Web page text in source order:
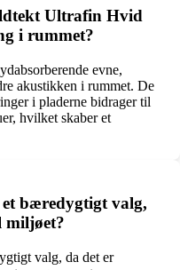
Ultrafin Hvid
i rummet?
evne,
akustikken i rummet. De
i pladerne bidrager til
hvilket skaber et
bæredygtigt valg,
miljøet?
valg, da det er